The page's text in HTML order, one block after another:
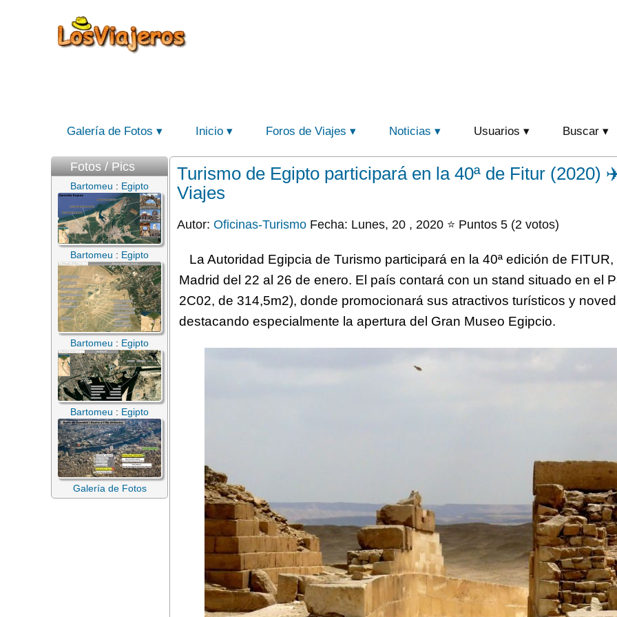
Galería de Fotos Inicio Foros de Viajes Noticias Usuarios Buscar
Fotos / Pics
Bartomeu : Egipto
Bartomeu : Egipto
Bartomeu : Egipto
Bartomeu : Egipto
Galería de Fotos
Turismo de Egipto participará en la 40ª de Fitur (2020)
Viajes
Autor: Oficinas-Turismo Fecha: Lunes, 20 , 2020 ⭐ Puntos 5 (2 votos)
La Autoridad Egipcia de Turismo participará en la 40ª edición de
Madrid del 22 al 26 de enero. El país contará con un stand situado en el
2C02, de 314,5m2), donde promocionará sus atractivos turísticos y
destacando especialmente la apertura del Gran Museo Egipcio.